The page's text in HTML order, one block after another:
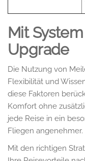
Mit
Upgrade
Die Nutzung von
Flexibilität und
diese Faktoren
Komfort ohne
jede Reise in ein
Fliegen angenehmer.
Mit den richtigen